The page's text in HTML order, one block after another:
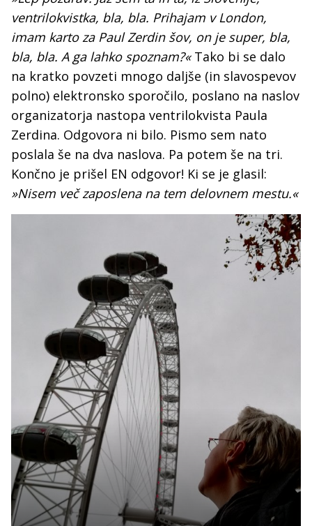
ventrilokvistka, bla, bla. Prihajam v London,
imam karto za Paul Zerdin šov, on je super, bla,
bla, bla. A ga lahko spoznam?«Tako bi se dalo
na kratko povzeti mnogo daljše (in slavospevov
polno) elektronsko sporočilo, poslano na naslov
organizatorja nastopa ventrilokvista Paula
Zerdina. Odgovora ni bilo. Pismo sem nato
poslala še na dva naslova. Pa potem še na tri.
Končno je prišel EN odgovor! Ki se je glasil:
»Nisem več zaposlena na tem delovnem mestu.«